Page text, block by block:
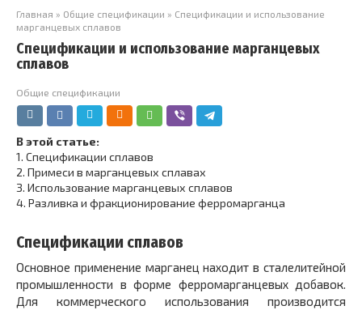
Главная » Общие спецификации » Спецификации и использование
марганцевых сплавов
Спецификации и использование марганцевых
сплавов
Общие спецификации
В этой статье:
1. Спецификации сплавов
2. Примеси в марганцевых сплавах
3. Использование марганцевых сплавов
4. Разливка и фракционирование ферромарганца
Спецификации сплавов
Основное применение марганец находит в сталелитейной
промышленности в форме ферромарганцевых добавок.
Для коммерческого использования производится